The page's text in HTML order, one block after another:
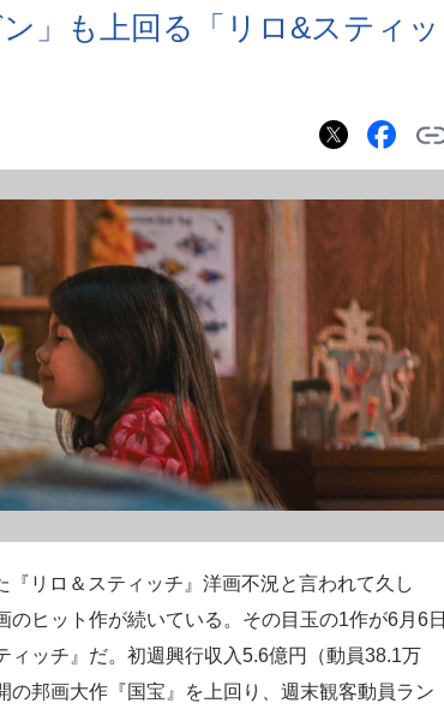
」も上回る「リロ&スティッ
『リロ＆スティッチ』洋画不況と言われて久し
のヒット作が続いている。その目玉の1作が6月6日
ィッチ』だ。初週興行収入5.6億円（動員38.1万
の邦画大作『国宝』を上回り、週末観客動員ラン